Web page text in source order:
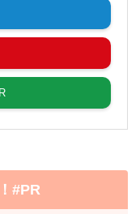
#PR